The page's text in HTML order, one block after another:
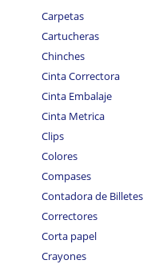
Carpetas
Cartucheras
Chinches
Cinta Correctora
Cinta Embalaje
Cinta Metrica
Clips
Colores
Compases
Contadora de Billetes
Correctores
Corta papel
Crayones